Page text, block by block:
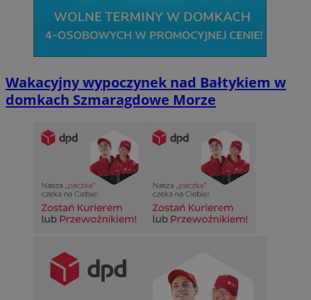
Wakacyjny wypoczynek nad Bałtykiem w
domkach Szmaragdowe Morze